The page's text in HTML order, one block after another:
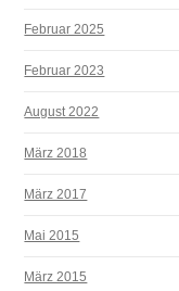
Februar 2025
Februar 2023
August 2022
März 2018
März 2017
Mai 2015
März 2015